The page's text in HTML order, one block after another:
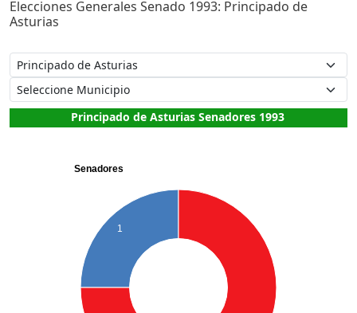
Elecciones Generales Senado 1993: Principado de
Asturias
Principado de Asturias Senadores 1993
Senadores
1